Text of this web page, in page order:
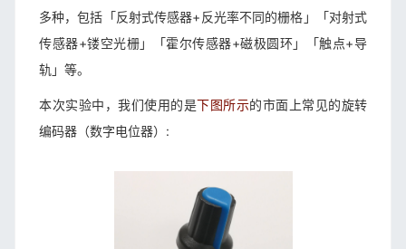
多种，包括「反射式传感器+反光率不同的栅格」「对射式
传感器+镂空光栅」「霍尔传感器+磁极圆环」「触点+导
轨」等。
本次实验中，我们使用的是下图所示的市面上常见的旋转
编码器（数字电位器）: